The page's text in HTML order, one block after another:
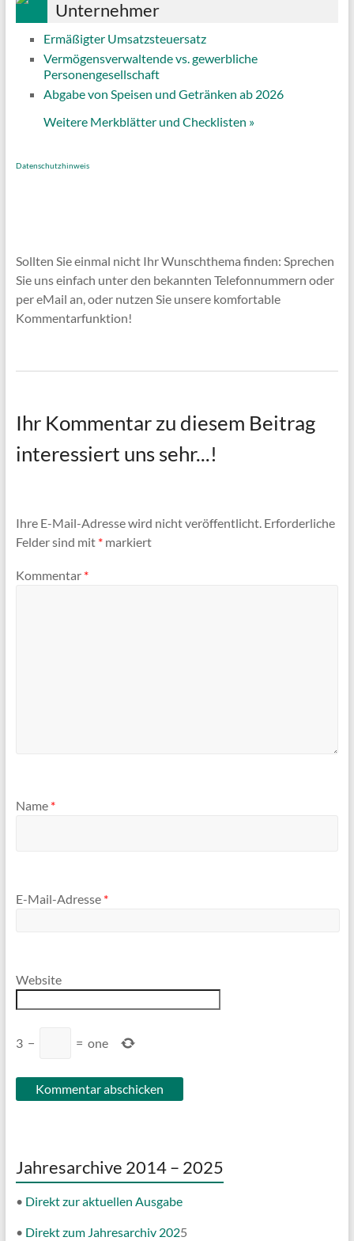
Unternehmer
Ermäßigter Umsatzsteuersatz
Vermögensverwaltende vs. gewerbliche
Personengesellschaft
Abgabe von Speisen und Getränken ab 2026
Weitere Merkblätter und Checklisten »
Datenschutzhinweis
Sollten Sie einmal nicht Ihr Wunschthema finden: Sprechen
Sie uns einfach unter den bekannten Telefonnummern oder
per eMail an, oder nutzen Sie unsere komfortable
Kommentarfunktion!
Ihr Kommentar zu diesem Beitrag
interessiert uns sehr...!
Ihre E-Mail-Adresse wird nicht veröffentlicht. Erforderliche
Felder sind mit *markiert
Kommentar *
Name *
E-Mail-Adresse *
Website
3 − = one
Jahresarchive 2014 – 2025
• Direkt zur aktuellen Ausgabe
• Direkt zum Jahresarchiv 2025